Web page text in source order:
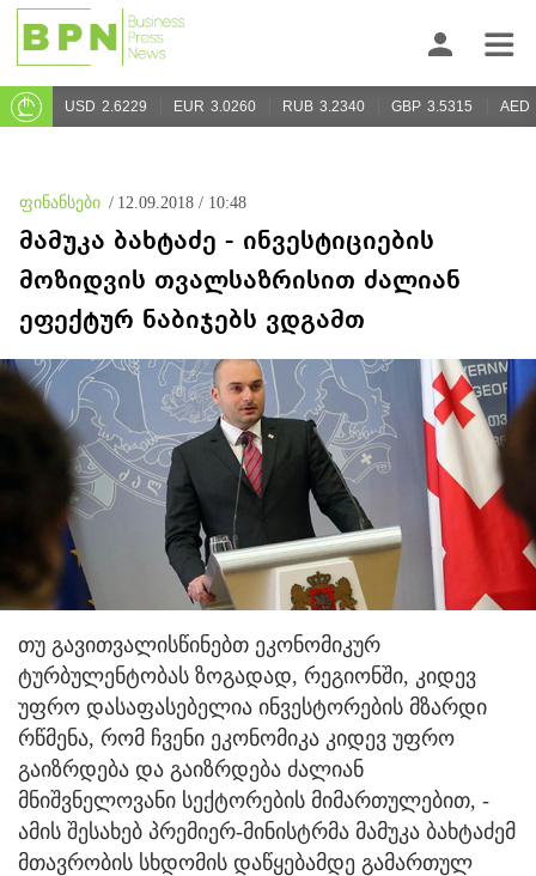
USD 2.6229 EUR 3.0260 RUB 3.2340 GBP 3.5315 AED
ფინანსები / 12.09.2018 / 10:48
მამუკა ბახტაძე - ინვესტიციების
მოზიდვის თვალსაზრისით ძალიან
ეფექტურ ნაბიჯებს ვდგამთ
თუ გავითვალისწინებთ ეკონომიკურ
ტურბულენტობას ზოგადად, რეგიონში, კიდევ
უფრო დასაფასებელია ინვესტორების მზარდი
რწმენა, რომ ჩვენი ეკონომიკა კიდევ უფრო
გაიზრდება და გაიზრდება ძალიან
მნიშვნელოვანი სექტორების მიმართულებით, -
ამის შესახებ პრემიერ-მინისტრმა მამუკა ბახტაძემ
მთავრობის სხდომის დაწყებამდე გამართულ